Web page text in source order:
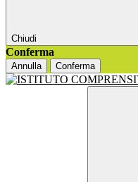
Chiudi
Conferma
Annulla Conferma